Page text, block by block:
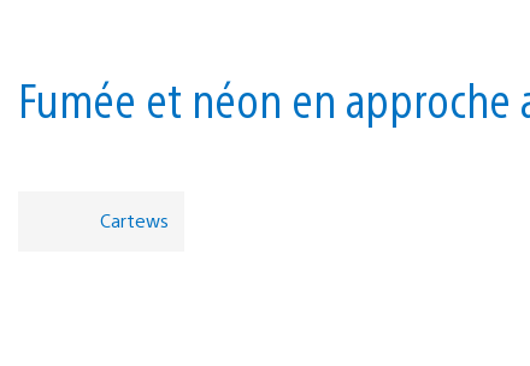
Fumée et néon en approche
Cartews